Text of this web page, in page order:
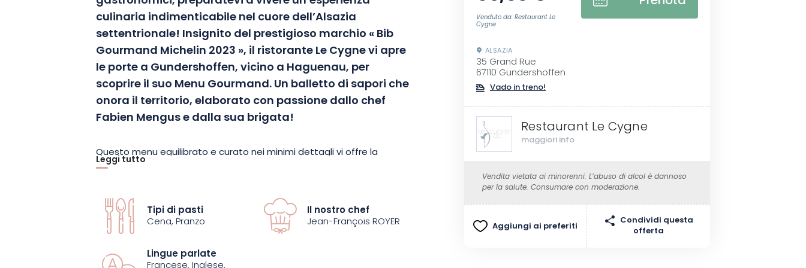
culinaria indimenticabile nel cuore dell’Alsazia
settentrionale! Insignito del prestigioso marchio « Bib
Gourmand Michelin 2023 », il ristorante Le Cygne vi apre
le porte a Gundershoffen, vicino a Haguenau, per
scoprire il suo Menu Gourmand. Un balletto di sapori che
onora il territorio, elaborato con passione dallo chef
Fabien Mengus e dalla sua brigata!
Questo menu equilibrato e curato nei minimi dettagli vi offre la
possibilità di assaporare piatti deliziosi: un antipasto, una carne, un
mette in risalto la freschezza e la qualità dei prodotti locali
accuratamente selezionati.
Con lo chef Fabien Mengus, Le Cygne fonde tradizione e innovazione. I
Leggi tutto
Tipi di pasti
Cena, Pranzo
Il nostro chef
Jean-François ROYER
Lingue parlate
Venduto da: Restaurant Le
Cygne
ALSAZIA
35 Grand Rue
67110 Gundershoffen
Vado in treno!
Restaurant Le Cygne
maggiori info
Vendita vietata ai minorenni. L’abuso di alcol è dannoso
per la salute. Consumare con moderazione.
Aggiungi ai preferiti
Condividi questa
offerta